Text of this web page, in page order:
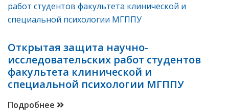
Открытая защита научно-
исследовательских работ студентов
факультета клинической и
специальной психологии МГППУ
Подробнее